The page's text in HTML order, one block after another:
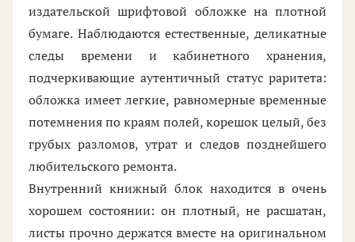
издательской шрифтовой обложке на плотной
бумаге. Наблюдаются естественные, деликатные
следы времени и кабинетного хранения,
подчеркивающие аутентичный статус раритета:
обложка имеет легкие, равномерные временные
потемнения по краям полей, корешок целый, без
грубых разломов, утрат и следов позднейшего
любительского ремонта.
Внутренний книжный блок находится в очень
хорошем состоянии: он плотный, не расшатан,
листы прочно держатся вместе на оригинальном